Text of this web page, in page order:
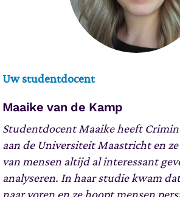
Uw studentdocent
Maaike van de Kamp
Studentdocent Maaike heeft
aan de Universiteit Maastricht en
van mensen altijd al interessant
analyseren. In haar studie kwam
naar voren en ze hoopt mensen